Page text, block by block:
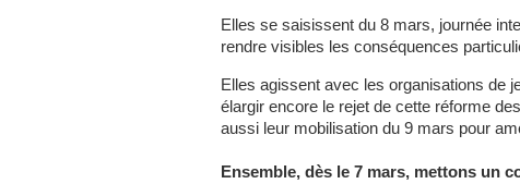
Elles se saisissent du 8 mars, journée
rendre visibles les conséquences
Elles agissent avec les organisations de
élargir encore le rejet de cette réforme
aussi leur mobilisation du 9 mars pour
Ensemble, dès le 7 mars, mettons un